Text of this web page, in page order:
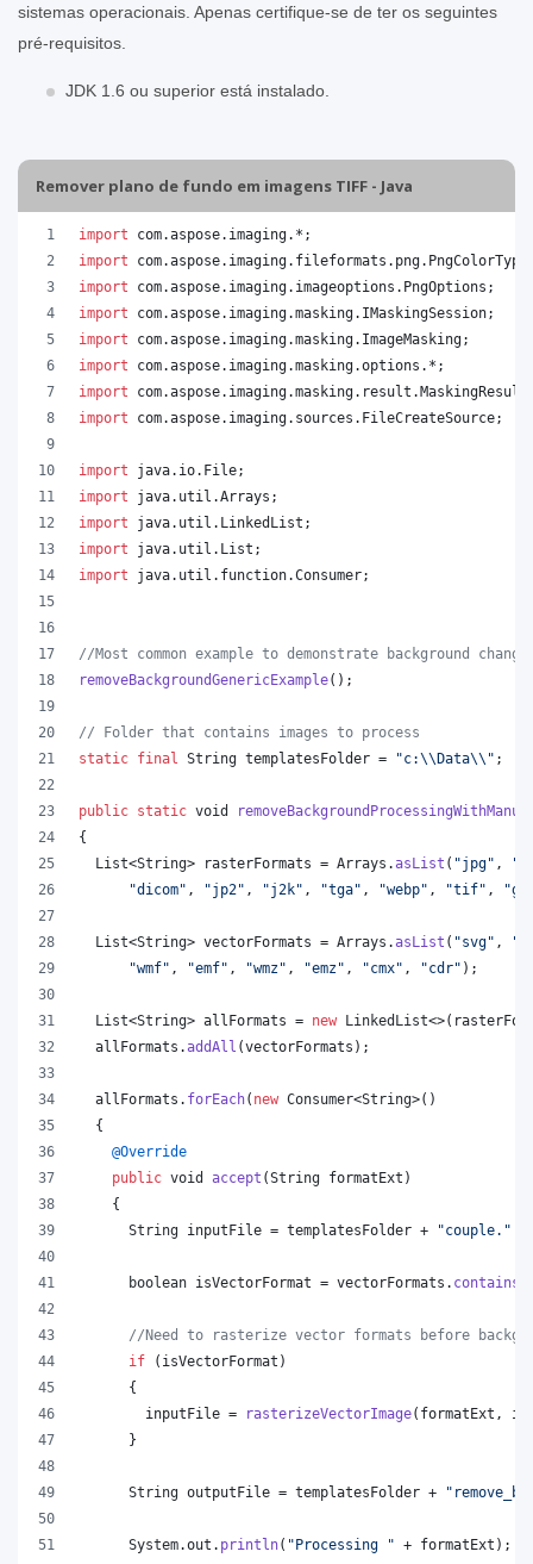
sistemas operacionais. Apenas certifique-se de ter os seguintes
pré-requisitos.
JDK 1.6 ou superior está instalado.
Remover plano de fundo em imagens TIFF - Java
import com.aspose. imaging.*;
import
com.aspose. imaging. fileformats . png. PngColorType
import
com.aspose. imaging. imageoptions . PngOptions ;
import
com.aspose. imaging.masking. IMaskingSession;
import
com.aspose. imaging.masking. ImageMasking;
import
com.aspose. imaging.masking.options .*;
import
com.aspose. imaging.masking. result .MaskingResult
import
com.aspose. imaging. sources . FileCreateSource;
import java. io. File;
import
java. util .Arrays ;
import
java. util . LinkedList ;
import
java. util . List ;
import
java. util . function.Consumer;
//Most common example to demonstrate background
removeBackgroundGenericExample();
// Folder that contains images to process
static final String templatesFolder = "c:\\Data\\ " ;
public static void
{
List<String> rasterFormats = Arrays .asList ( "jpg" ,
"dicom" , "jp2" , "j2k" , "tga" , "webp" , "tif" ,
List<String> vectorFormats = Arrays .asList ( "svg" ,
"wmf" , "emf" , "wmz" , "emz" , "cmx" , "cdr" );
List<String> allFormats = new LinkedList<>(
allFormats .addAll (vectorFormats );
allFormats . forEach( new Consumer<String>()
  {
@Override
public void accept (String formatExt )
    {
String inputFile = templatesFolder + "couple."
boolean isVectorFormat = vectorFormats . contains
//Need to rasterize vector formats before
if ( isVectorFormat )
      {
inputFile = rasterizeVectorImage( formatExt ,
      }
String outputFile = templatesFolder +
System.out . println( "Processing " + formatExt );